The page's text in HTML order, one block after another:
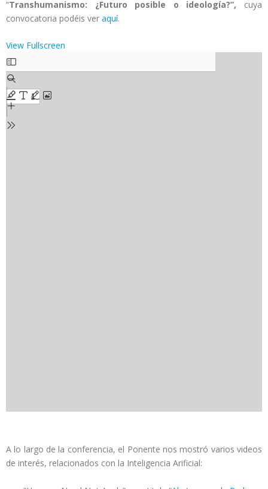
“Transhumanismo: ¿Futuro posible o ideología?”, cuya
convocatoria podéis ver aquí.
View Fullscreen
Saltar
al
contenido
del
PDF
A lo largo de la conferencia, el Ponente nos mostró varios videos
de interés, relacionados con la Inteligencia Arificial: